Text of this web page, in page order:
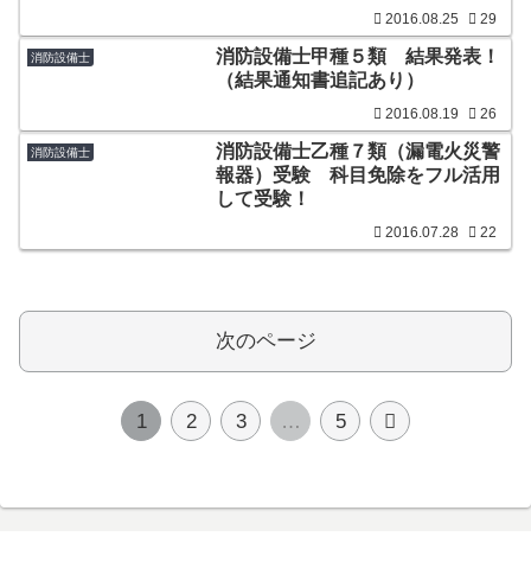
2016.08.25 29
消防設備士
消防設備士甲種５類 結果発表！
（結果通知書追記あり）
2016.08.19 26
消防設備士
消防設備士乙種７類（漏電火災警
報器）受験 科目免除をフル活用
して受験！
2016.07.28 22
次のページ
1 2 3 … 5
次